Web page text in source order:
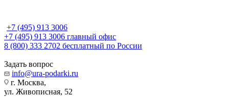
+7 (495) 913 3006
+7 (495) 913 3006 главный офис
8 (800) 333 2702 бесплатный по России
Задать вопрос
info@ura-podarki.ru
г. Москва,
ул. Живописная, 52